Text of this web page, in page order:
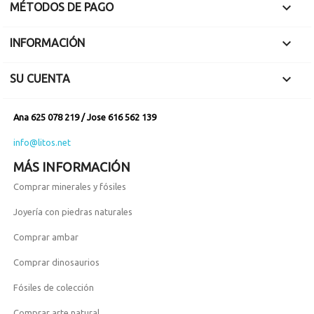
MÉTODOS DE PAGO 
INFORMACIÓN 
SU CUENTA 
Ana 625 078 219 / Jose 616 562 139
info@litos.net
MÁS INFORMACIÓN
Comprar minerales y fósiles
Joyería con piedras naturales
Comprar ambar
Comprar dinosaurios
Fósiles de colección